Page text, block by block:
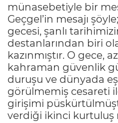
münasebetiyle bir
Geçgel’in mesajı
gecesi, şanlı
destanlarından biri
kazınmıştır. O gece,
kahraman güvenlik
duruşu ve dünyada
görülmemiş cesareti
girişimi
verdiği ikinci kurtuluş